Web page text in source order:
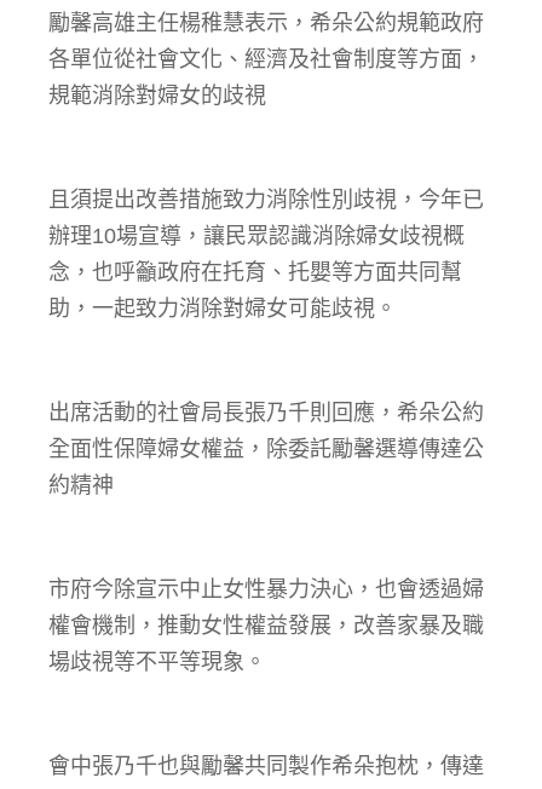
勵馨高雄主任楊稚慧表示，希朵公約規範政府
各單位從社會文化、經濟及社會制度等方面，
規範消除對婦女的歧視
且須提出改善措施致力消除性別歧視，今年已
辦理10場宣導，讓民眾認識消除婦女歧視概
念，也呼籲政府在托育、托嬰等方面共同幫
助，一起致力消除對婦女可能歧視。
出席活動的社會局長張乃千則回應，希朵公約
全面性保障婦女權益，除委託勵馨選導傳達公
約精神
市府今除宣示中止女性暴力決心，也會透過婦
權會機制，推動女性權益發展，改善家暴及職
場歧視等不平等現象。
會中張乃千也與勵馨共同製作希朵抱枕，傳達